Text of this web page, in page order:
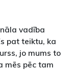
vadība
pat teiktu, ka
jo mums to
mēs pēc tam